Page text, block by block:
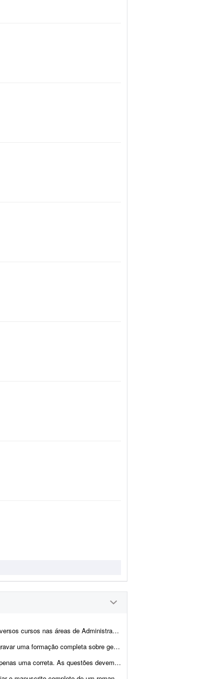
Marketing, Recursos Humanos e Relações Pública...
do tempo e produtividade. Conteúdos: * Procrastinação e autos...
de acordo com o programa/bibliografia. O(a) elaborador(a) d...